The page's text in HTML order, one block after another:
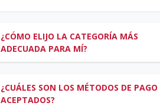
¿CÓMO ELIJO LA CATEGORÍA MÁS
ADECUADA PARA MÍ?
¿CUÁLES SON LOS MÉTODOS DE PAGO
ACEPTADOS?